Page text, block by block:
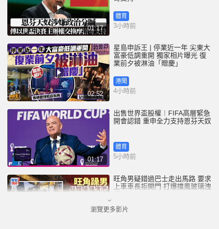
01:17
體育
3小時前
02:52
星島申訴王 | 停業近一年 尖東大
富豪低調重開 獨家相片曝光 復
業前夕被淋油「贈慶」
港聞
4小時前
01:17
出售世界盃股權︱FIFA高層緊急
開會認錯 重申全力支持恩芬天奴
體育
5小時前
旺角男疑錯過巴士走出馬路 要求
上車車長拒開門 打爆擋風玻璃洩
港聞
瀏覽更多影片